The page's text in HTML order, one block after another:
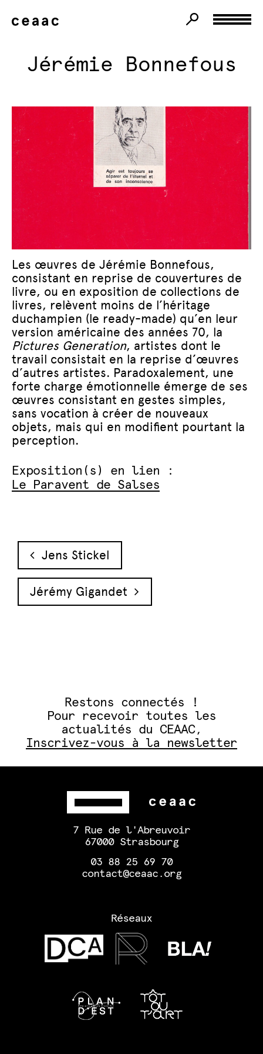
Jérémie Bonnefous
Les œuvres de Jérémie Bonnefous,
consistant en reprise de couvertures de
livre, ou en exposition de collections de
livres, relèvent moins de l’héritage
duchampien (le ready-made) qu’en leur
version américaine des années 70, la
Pictures Generation, artistes dont le
travail consistait en la reprise d’œuvres
d’autres artistes. Paradoxalement, une
forte charge émotionnelle émerge de ses
œuvres consistant en gestes simples,
sans vocation à créer de nouveaux
objets, mais qui en modifient pourtant la
perception.
Exposition(s) en lien :
Le Paravent de Salses
Navigation des articles
Jens Stickel
Jérémy Gigandet
Restons connectés !
Pour recevoir toutes les
actualités du CEAAC,
Inscrivez-vous à la newsletter
7 Rue de l'Abreuvoir
67000 Strasbourg
03 88 25 69 70
contact@ceaac.org
Réseaux